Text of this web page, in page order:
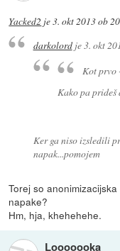
Yacked2 je3. okt 2013 ob
darkolordje3. okt
Kot prvo
Kako pa prideš
Ker ga niso izsledili
napak...pomojem
Torej so
napake?
Hm, hja, khehehehe.
Looooooka